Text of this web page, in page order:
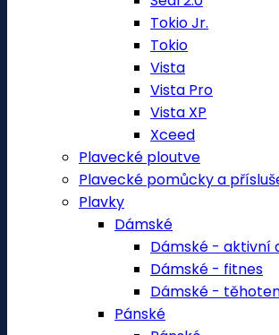
Tokio Jr.
Tokio
Vista
Vista Pro
Vista XP
Xceed
Plavecké ploutve
Plavecké pomůcky a
Plavky
Dámské
Dámské - aktivní
Dámské - fitnes
Dámské -
Pánské